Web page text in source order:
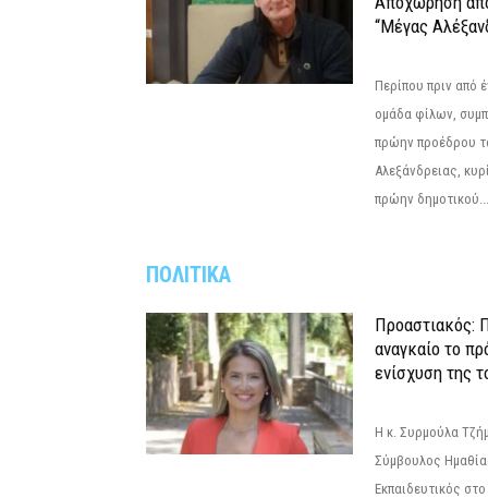
“Μέγας
Περίπου πριν από
ομάδα φίλων,
πρώην προέδρου
Αλεξάνδρειας,
πρώην δημοτικού...
ΠΟΛΙΤΙΚΑ
Προαστιακός:
αναγκαίο το
ενίσχυση της
Η κ. Συρμούλα
Σύμβουλος
Εκπαιδευτικός